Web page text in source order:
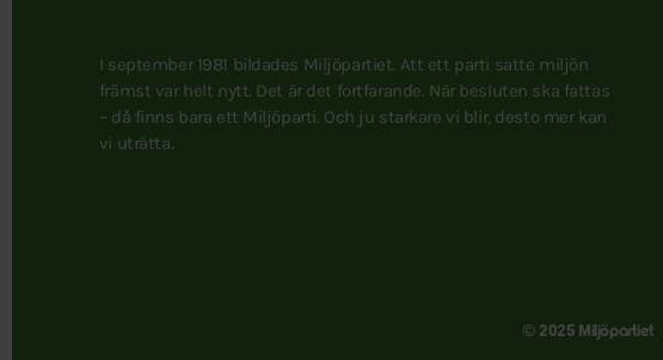
I september 1981 bildades Miljöpartiet. Att ett parti satte miljön
främst var helt nytt. Det är det fortfarande. När besluten ska fattas
– då finns bara ett Miljöparti. Och ju starkare vi blir, desto mer kan
vi uträtta.
© 2025 Miljöpartiet